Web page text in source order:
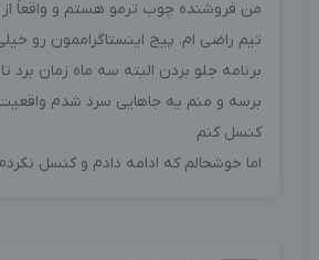
من فروشنده چوب ترمو هستم و واقعاً از
تیم راضی‌ ام. پیج اینستاگراممون رو
برنامه جلو بردن البته سه ماه زمان برد
برسه و منم یه جاهایی سرد شدم
کنسل کنم
اما خوشحالم که ادامه دادم و کنسل